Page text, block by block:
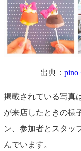
出典： pino
掲載されている写真
が来店したときの様
ン、参加者とスタッ
んでいます。